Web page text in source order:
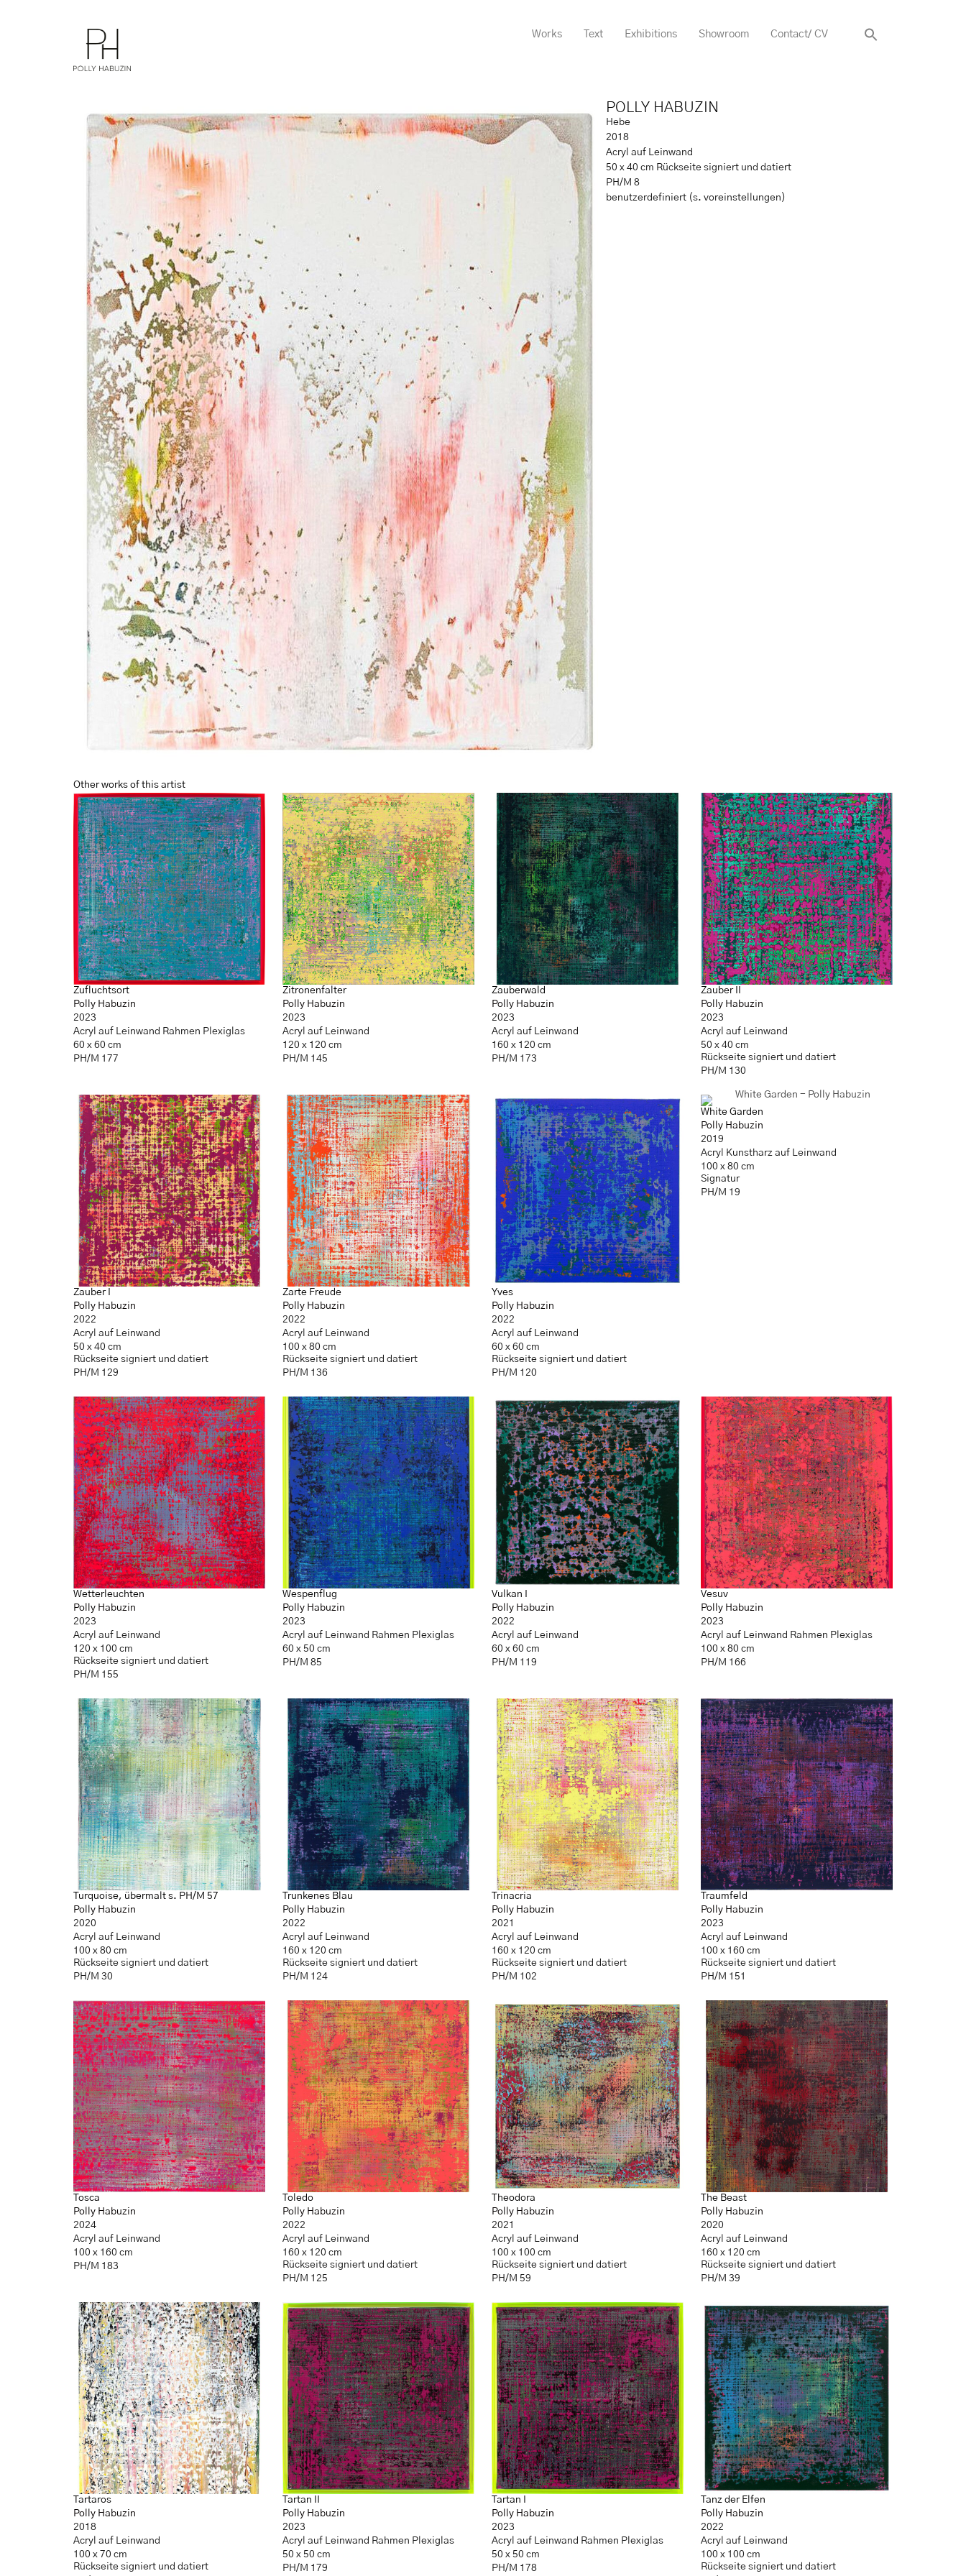
Works Text Exhibitions Showroom Contact/ CV
POLLY HABUZIN
Hebe
2018
Acryl auf Leinwand
50 x 40 cm Rückseite signiert und datiert
PH/M 8
benutzerdefiniert (s. voreinstellungen)
Other works of this artist
Zufluchtsort
Polly Habuzin
2023
Acryl auf Leinwand Rahmen Plexiglas
60 x 60 cm
PH/M 177
Zitronenfalter
Polly Habuzin
2023
Acryl auf Leinwand
120 x 120 cm
PH/M 145
Zauberwald
Polly Habuzin
2023
Acryl auf Leinwand
160 x 120 cm
PH/M 173
Zauber II
Polly Habuzin
2023
Acryl auf Leinwand
50 x 40 cm
Rückseite signiert und datiert
PH/M 130
Zauber I
Polly Habuzin
2022
Acryl auf Leinwand
50 x 40 cm
Rückseite signiert und datiert
PH/M 129
Zarte Freude
Polly Habuzin
2022
Acryl auf Leinwand
100 x 80 cm
Rückseite signiert und datiert
PH/M 136
Yves
Polly Habuzin
2022
Acryl auf Leinwand
60 x 60 cm
Rückseite signiert und datiert
PH/M 120
White Garden
Polly Habuzin
2019
Acryl Kunstharz auf Leinwand
100 x 80 cm
Signatur
PH/M 19
Wetterleuchten
Polly Habuzin
2023
Acryl auf Leinwand
120 x 100 cm
Rückseite signiert und datiert
PH/M 155
Wespenflug
Polly Habuzin
2023
Acryl auf Leinwand Rahmen Plexiglas
60 x 50 cm
PH/M 85
Vulkan I
Polly Habuzin
2022
Acryl auf Leinwand
60 x 60 cm
PH/M 119
Vesuv
Polly Habuzin
2023
Acryl auf Leinwand Rahmen Plexiglas
100 x 80 cm
PH/M 166
Turquoise, übermalt s. PH/M 57
Polly Habuzin
2020
Acryl auf Leinwand
100 x 80 cm
Rückseite signiert und datiert
PH/M 30
Trunkenes Blau
Polly Habuzin
2022
Acryl auf Leinwand
160 x 120 cm
Rückseite signiert und datiert
PH/M 124
Trinacria
Polly Habuzin
2021
Acryl auf Leinwand
160 x 120 cm
Rückseite signiert und datiert
PH/M 102
Traumfeld
Polly Habuzin
2023
Acryl auf Leinwand
100 x 160 cm
Rückseite signiert und datiert
PH/M 151
Tosca
Polly Habuzin
2024
Acryl auf Leinwand
100 x 160 cm
PH/M 183
Toledo
Polly Habuzin
2022
Acryl auf Leinwand
160 x 120 cm
Rückseite signiert und datiert
PH/M 125
Theodora
Polly Habuzin
2021
Acryl auf Leinwand
100 x 100 cm
Rückseite signiert und datiert
PH/M 59
The Beast
Polly Habuzin
2020
Acryl auf Leinwand
160 x 120 cm
Rückseite signiert und datiert
PH/M 39
Tartaros
Polly Habuzin
2018
Acryl auf Leinwand
100 x 70 cm
Rückseite signiert und datiert
Tartan II
Polly Habuzin
2023
Acryl auf Leinwand Rahmen Plexiglas
50 x 50 cm
PH/M 179
Tartan I
Polly Habuzin
2023
Acryl auf Leinwand Rahmen Plexiglas
50 x 50 cm
PH/M 178
Tanz der Elfen
Polly Habuzin
2022
Acryl auf Leinwand
100 x 100 cm
Rückseite signiert und datiert